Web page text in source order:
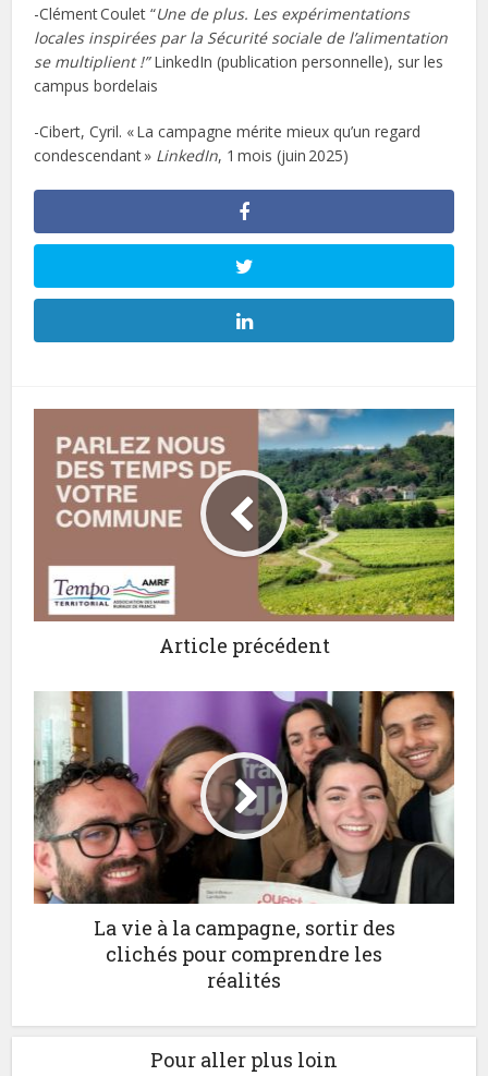
-Clément Coulet “Une de plus. Les expérimentations
locales inspirées par la Sécurité sociale de l’alimentation
se multiplient !”LinkedIn (publication personnelle), sur les
campus bordelais
-Cibert, Cyril. « La campagne mérite mieux qu’un regard
condescendant » LinkedIn, 1 mois (juin 2025)
Article précédent
La vie à la campagne, sortir des
clichés pour comprendre les
réalités
Pour aller plus loin